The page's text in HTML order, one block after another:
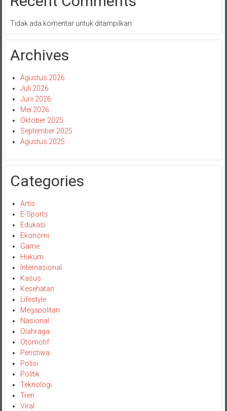
Tidak ada komentar untuk ditampilkan.
Archives
Agustus 2026
Juli 2026
Juni 2026
Mei 2026
Oktober 2025
September 2025
Agustus 2025
Categories
Artis
E-Sports
Edukasi
Ekonomi
Game
Hukum
Internasional
Kasus
Kesehatan
Lifestyle
Megapolitan
Nasional
Olahraga
Otomotif
Peristiwa
Polisi
Politik
Teknologi
Tren
Viral